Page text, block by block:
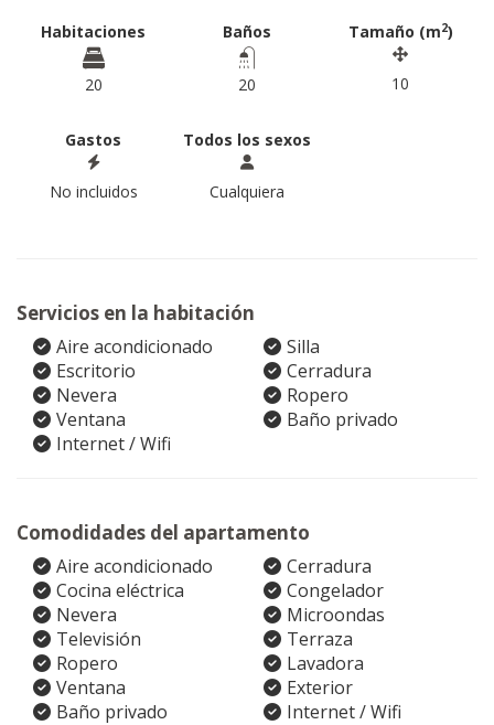
Habitaciones
20
Baños
20
Tamaño (m2)
10
Gastos
No incluidos
Todos los sexos
Cualquiera
Servicios en la habitación
Aire acondicionado
Silla
Escritorio
Cerradura
Nevera
Ropero
Ventana
Baño privado
Internet / Wifi
Comodidades del apartamento
Aire acondicionado
Cerradura
Cocina eléctrica
Congelador
Nevera
Microondas
Televisión
Terraza
Ropero
Lavadora
Ventana
Exterior
Baño privado
Internet / Wifi